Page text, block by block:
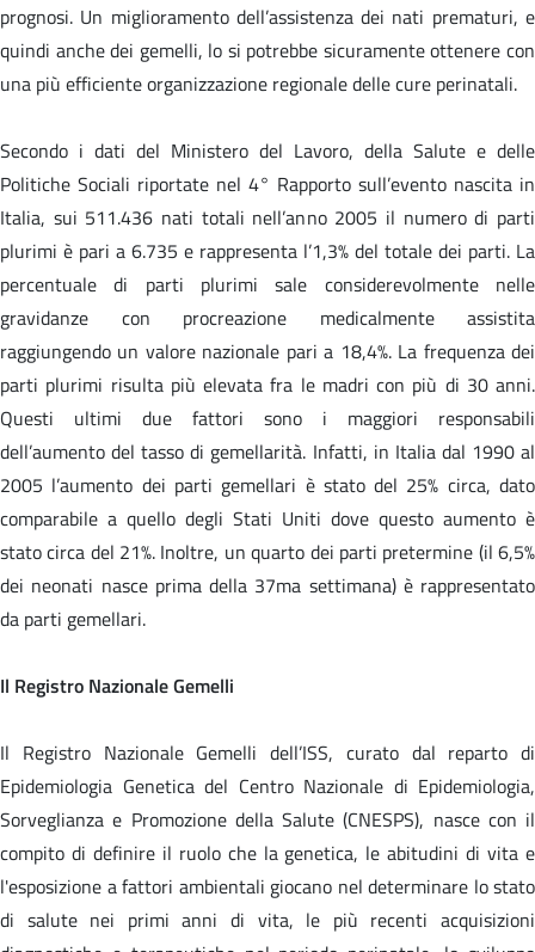
prognosi. Un miglioramento dell’assistenza dei nati prematuri, e
quindi anche dei gemelli, lo si potrebbe sicuramente ottenere con
una più efficiente organizzazione regionale delle cure perinatali.
Secondo i dati del Ministero del Lavoro, della Salute e delle
Politiche Sociali riportate nel 4° Rapporto sull’evento nascita in
Italia, sui 511.436 nati totali nell’anno 2005 il numero di parti
plurimi è pari a 6.735 e rappresenta l’1,3% del totale dei parti. La
percentuale di parti plurimi sale considerevolmente nelle
gravidanze con procreazione medicalmente assistita
raggiungendo un valore nazionale pari a 18,4%. La frequenza dei
parti plurimi risulta più elevata fra le madri con più di 30 anni.
Questi ultimi due fattori sono i maggiori responsabili
dell’aumento del tasso di gemellarità. Infatti, in Italia dal 1990 al
2005 l’aumento dei parti gemellari è stato del 25% circa, dato
comparabile a quello degli Stati Uniti dove questo aumento è
stato circa del 21%. Inoltre, un quarto dei parti pretermine (il 6,5%
dei neonati nasce prima della 37ma settimana) è rappresentato
da parti gemellari.
Il Registro Nazionale Gemelli
Il Registro Nazionale Gemelli dell’ISS, curato dal reparto di
Epidemiologia Genetica del Centro Nazionale di Epidemiologia,
Sorveglianza e Promozione della Salute (CNESPS), nasce con il
compito di definire il ruolo che la genetica, le abitudini di vita e
l'esposizione a fattori ambientali giocano nel determinare lo stato
di salute nei primi anni di vita, le più recenti acquisizioni